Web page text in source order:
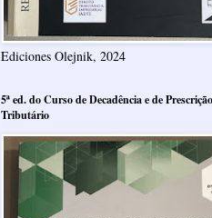
Ediciones Olejnik, 2024
5ª ed. do Curso de Decadência e de
Tributário